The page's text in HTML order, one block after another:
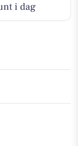
i dag